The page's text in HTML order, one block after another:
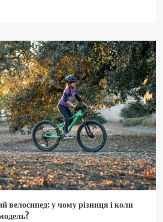
велосипед: у чому різниця і коли